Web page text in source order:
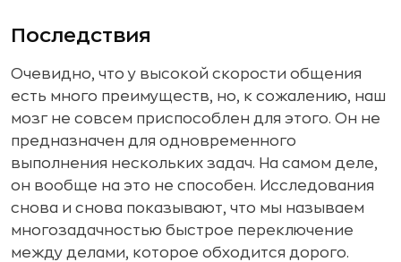
Последствия
Очевидно, что у высокой скорости общения
есть много преимуществ, но, к сожалению, наш
мозг не совсем приспособлен для этого. Он не
предназначен для одновременного
выполнения нескольких задач. На самом деле,
он вообще на это не способен. Исследования
снова и снова показывают, что мы называем
многозадачностью быстрое переключение
между делами, которое обходится дорого.